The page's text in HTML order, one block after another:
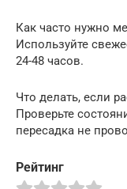
Как часто нужно
Используйте
24-48 часов.
Что делать, если
Проверьте
пересадка не
Рейтинг